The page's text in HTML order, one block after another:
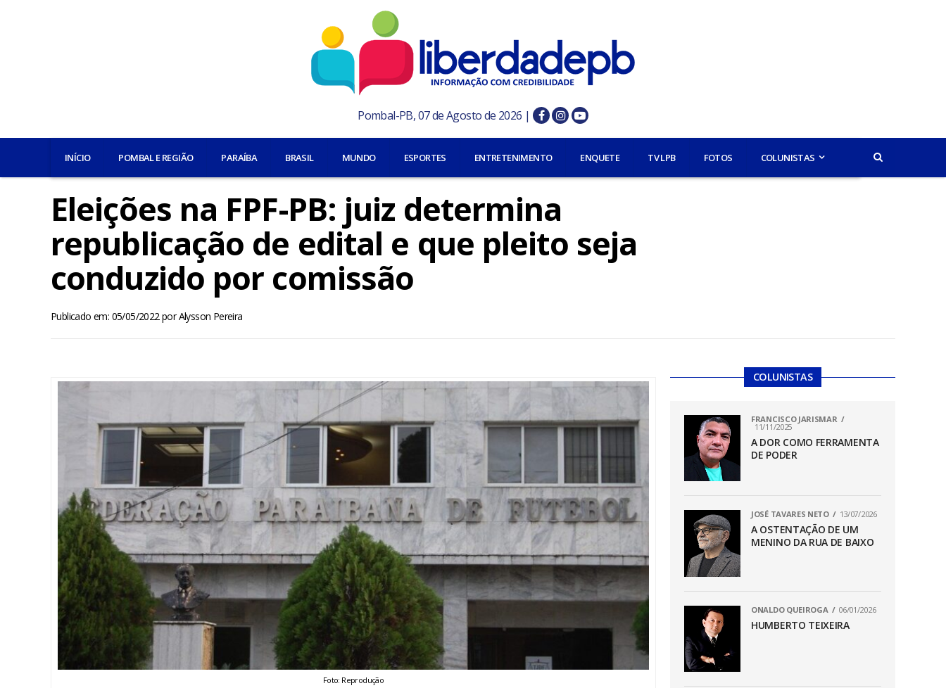
Pombal-PB, 07 de Agosto de 2026 |
INÍCIO POMBAL E REGIÃO PARAÍBA BRASIL MUNDO ESPORTES ENTRETENIMENTO ENQUETE TV LPB FOTOS COLUNISTAS
Eleições na FPF-PB: juiz determina
republicação de edital e que pleito seja
conduzido por comissão
Publicado em: 05/05/2022porAlysson Pereira
Foto: Reprodução
COLUNISTAS
FRANCISCO JARISMAR
11/11/2025
A DOR COMO FERRAMENTA
DE PODER
JOSÉ TAVARES NETO 13/07/2026
A OSTENTAÇÃO DE UM
MENINO DA RUA DE BAIXO
ONALDO QUEIROGA 06/01/2026
HUMBERTO TEIXEIRA